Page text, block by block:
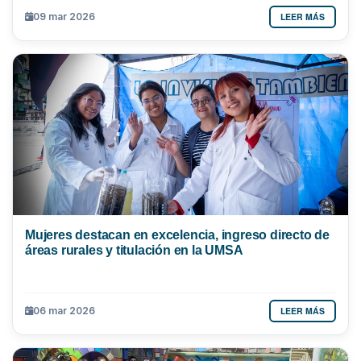
09 mar 2026 LEER MÁS
Mujeres destacan en excelencia, ingreso directo de
áreas rurales y titulación en la UMSA
06 mar 2026 LEER MÁS